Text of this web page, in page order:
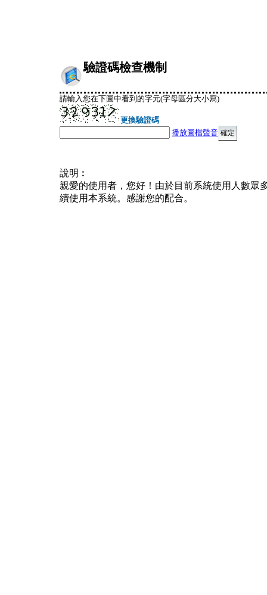
驗證碼檢查機制
請輸入您在下圖中看到的字元(字母區分大小寫)
更換驗證碼
播放圖檔聲音
說明︰
親愛的使用者，您好！由於目前系統使用人數眾
續使用本系統。感謝您的配合。